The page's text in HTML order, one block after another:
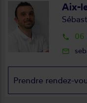
Aix-
local_phone 06
mail_outline
Prendre rendez-